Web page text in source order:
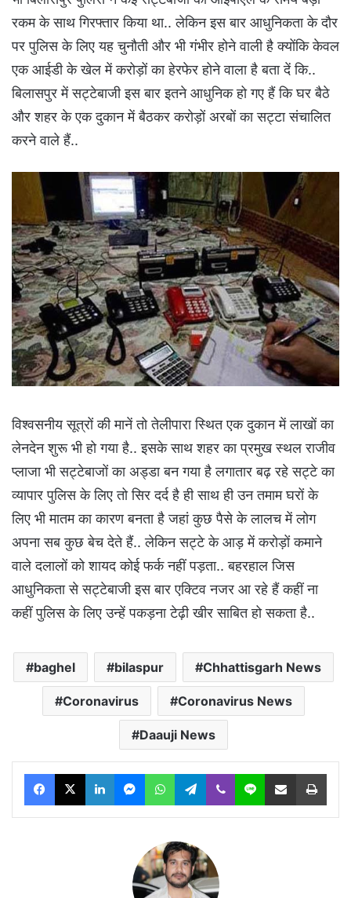
रकम के साथ गिरफ्तार किया था.. लेकिन इस बार आधुनिकता के दौर
पर पुलिस के लिए यह चुनौती और भी गंभीर होने वाली है क्योंकि केवल
एक आईडी के खेल में करोड़ों का हेरफेर होने वाला है बता दें कि..
बिलासपुर में सट्टेबाजी इस बार इतने आधुनिक हो गए हैं कि घर बैठे
और शहर के एक दुकान में बैठकर करोड़ों अरबों का सट्टा संचालित
करने वाले हैं..
विश्वसनीय सूत्रों की मानें तो तेलीपारा स्थित एक दुकान में लाखों का
लेनदेन शुरू भी हो गया है.. इसके साथ शहर का प्रमुख स्थल राजीव
प्लाजा भी सट्टेबाजों का अड्डा बन गया है लगातार बढ़ रहे सट्टे का
व्यापार पुलिस के लिए तो सिर दर्द है ही साथ ही उन तमाम घरों के
लिए भी मातम का कारण बनता है जहां कुछ पैसे के लालच में लोग
अपना सब कुछ बेच देते हैं.. लेकिन सट्टे के आड़ में करोड़ों कमाने
वाले दलालों को शायद कोई फर्क नहीं पड़ता.. बहरहाल जिस
आधुनिकता से सट्टेबाजी इस बार एक्टिव नजर आ रहे हैं कहीं ना
कहीं पुलिस के लिए उन्हें पकड़ना टेढ़ी खीर साबित हो सकता है..
baghel bilaspur Chhattisgarh News
Coronavirus Coronavirus News
Daauji News
Facebook
X LinkedInMessengerWhatsAppTelegram
Viber Line Share via Email Print